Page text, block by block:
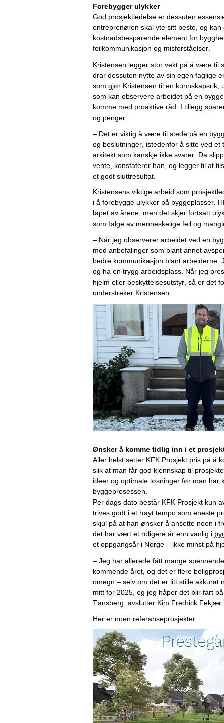
Forebygger ulykker
God prosjektledelse er dessuten
entreprenøren skal yte sitt beste, og
kostnadsbesparende element for
feilkommunikasjon og misforståelser.
Kristensen legger stor vekt på å være til
drar dessuten nytte av sin egen faglige
som gjør Kristensen til en kunnskapsrik
som kan observere arbeidet på en
komme med proaktive råd. I tillegg
og penger.
– Det er viktig å være til stede på en
og beslutninger istedenfor å sitte ved et
arkitekt som kanskje ikke svarer . Da
vente konstaterer han, og legger til at t
et godt sluttresultat.
Kristensens viktige arbeid som
i å forebygge ulykker på byggeplasser.
løpet av årene, men det skjer fortsatt
som følge av menneskelige feil og
– Når jeg observerer arbeidet ved en
med anbefalinger som blant annet
bedre kommunikasjon blant arbeiderne
og ha en trygg arbeidsplass . Når jeg
hjelm eller beskyttelsesutstyr, så er det
understreker Kristensen.
Ønsker å komme tidlig inn i et
Aller helst setter KFK Prosjekt pris på å
slik at man får god kjennskap til prosjekte
ideer og optimale løsninger før man har
byggeprosessen
Per dags dato består KFK Prosjekt kun
trives godt i et høyt tempo som eneste
skjul på at han ønsker å ansette noen i
det har vært et roligere år enn vanlig i
et oppgangsår i Norge – ikke minst på
– Jeg har allerede fått mange spennende
kommende året, og det er flere
omegn – selv om det er litt stille akkurat
mitt for 2025, og jeg håper det blir fart på
Tønsberg, avslutter Kim Fredrick Fekjær
Her er noen referanseprosjekter: